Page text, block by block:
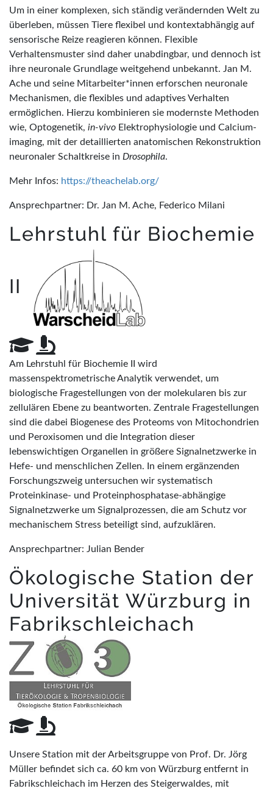
Um in einer komplexen, sich ständig verändernden Welt zu
überleben, müssen Tiere flexibel und kontextabhängig auf
sensorische Reize reagieren können. Flexible
Verhaltensmuster sind daher unabdingbar, und dennoch ist
ihre neuronale Grundlage weitgehend unbekannt. Jan M.
Ache und seine Mitarbeiter*innen erforschen neuronale
Mechanismen, die flexibles und adaptives Verhalten
ermöglichen. Hierzu kombinieren sie modernste Methoden
wie, Optogenetik, in-vivo Elektrophysiologie und Calcium-
imaging, mit der detaillierten anatomischen Rekonstruktion
neuronaler Schaltkreise in Drosophila.
Mehr Infos: https://theachelab.org/
Ansprechpartner: Dr. Jan M. Ache, Federico Milani
Lehrstuhl für Biochemie
II
Am Lehrstuhl für Biochemie II wird
massenspektrometrische Analytik verwendet, um
biologische Fragestellungen von der molekularen bis zur
zellulären Ebene zu beantworten. Zentrale Fragestellungen
sind die dabei Biogenese des Proteoms von Mitochondrien
und Peroxisomen und die Integration dieser
lebenswichtigen Organellen in größere Signalnetzwerke in
Hefe- und menschlichen Zellen. In einem ergänzenden
Forschungszweig untersuchen wir systematisch
Proteinkinase- und Proteinphosphatase-abhängige
Signalnetzwerke um Signalprozessen, die am Schutz vor
mechanischem Stress beteiligt sind, aufzuklären.
Ansprechpartner: Julian Bender
Ökologische Station der
Universität Würzburg in
Fabrikschleichach
Unsere Station mit der Arbeitsgruppe von Prof. Dr. Jörg
Müller befindet sich ca. 60 km von Würzburg entfernt in
Fabrikschleichach im Herzen des Steigerwaldes, mit